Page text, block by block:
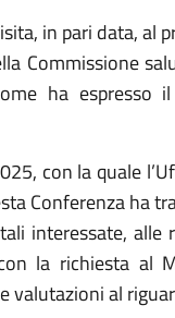
in pari data, al
Commissione
ha espresso
con la quale
Conferenza ha
interessate, alle
la richiesta al
valutazioni al